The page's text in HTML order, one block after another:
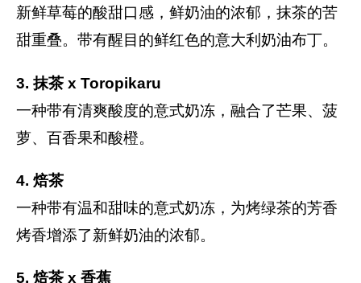
新鲜草莓的酸甜口感，鲜奶油的浓郁，抹茶的苦
甜重叠。带有醒目的鲜红色的意大利奶油布丁。
3. 抹茶 x Toropikaru
一种带有清爽酸度的意式奶冻，融合了芒果、菠
萝、百香果和酸橙。
4. 焙茶
一种带有温和甜味的意式奶冻，为烤绿茶的芳香
烤香增添了新鲜奶油的浓郁。
5. 焙茶 x 香蕉